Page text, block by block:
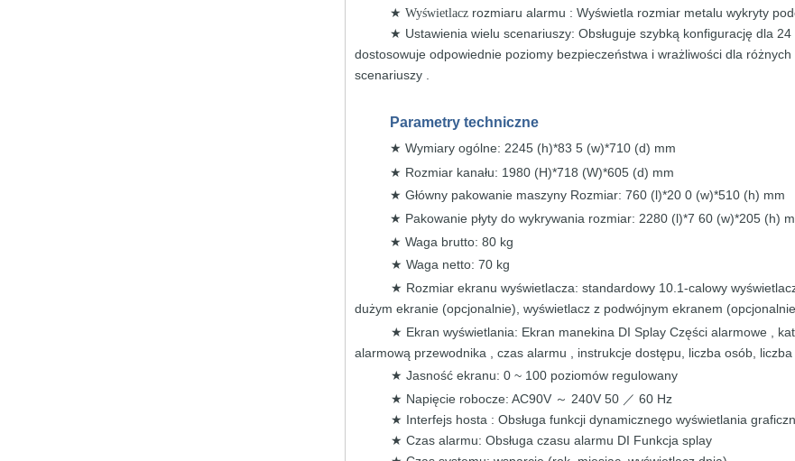
★ Wyświetlacz rozmiaru alarmu : Wyświetla rozmiar metalu wykryty
★ Ustawienia wielu scenariuszy: Obsługuje szybką konfigurację dla
dostosowuje odpowiednie poziomy bezpieczeństwa i wrażliwości dla
scenariuszy
Parametry techniczne
★ Wymiary ogólne: 2245 (h)*83 5 (w)*710 (d) mm
★ Rozmiar kanału: 1980 (H)*718 (W)*605 (d) mm
★ Główny pakowanie maszyny Rozmiar: 760 (l)*20 0 (w)*510 (h) mm
★ Pakowanie płyty do wykrywania rozmiar: 2280 (l)*7 60 (w)*205 (h)
★ Waga brutto: 80 kg
★ Waga netto: 70 kg
★ Rozmiar ekranu wyświetlacza: standardowy 10.1-calowy
dużym ekranie (opcjonalnie), wyświetlacz z podwójnym ekranem
★ Ekran wyświetlania: Ekran manekina DI Splay Części alarmowe ,
alarmową przewodnika czas alarmu instrukcje dostępu, liczba osób, liczba
★ Jasność ekranu: 0 ~ 100 poziomów regulowany
★ Napięcie robocze: AC90V ～ 240V 50 ／ 60 Hz
★ Interfejs hosta : Obsługa funkcji dynamicznego wyświetlania
★ Czas alarmu: Obsługa czasu alarmu DI Funkcja splay